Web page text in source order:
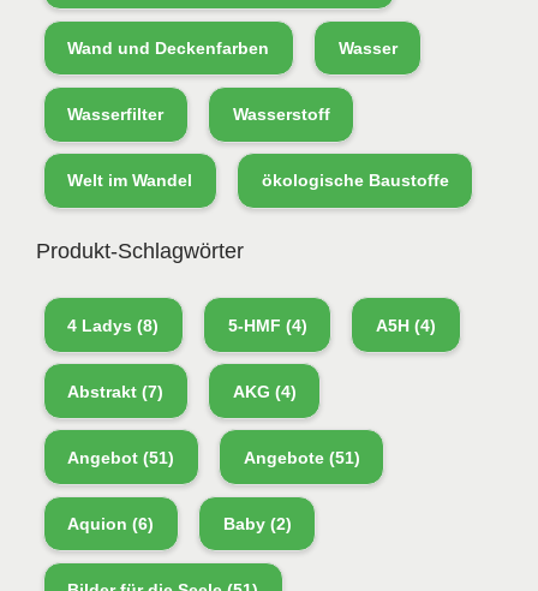
Wand und Deckenfarben Wasser
Wasserfilter Wasserstoff
Welt im Wandel ökologische Baustoffe
Produkt-Schlagwörter
4 Ladys (8) 5-HMF (4) A5H(4)
Abstrakt (7) AKG (4)
Angebot (51) Angebote(51)
Aquion (6) Baby(2)